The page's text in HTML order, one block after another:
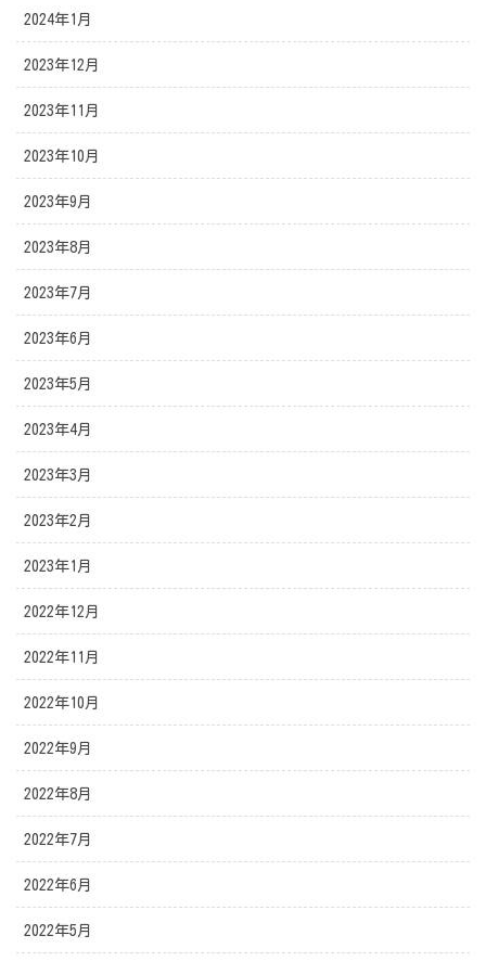
2024年1月
2023年12月
2023年11月
2023年10月
2023年9月
2023年8月
2023年7月
2023年6月
2023年5月
2023年4月
2023年3月
2023年2月
2023年1月
2022年12月
2022年11月
2022年10月
2022年9月
2022年8月
2022年7月
2022年6月
2022年5月